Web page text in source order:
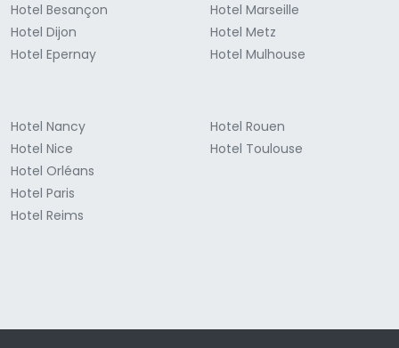
Hotel Besançon
Hotel Dijon
Hotel Epernay
Hotel Marseille
Hotel Metz
Hotel Mulhouse
Hotel Nancy
Hotel Nice
Hotel Orléans
Hotel Paris
Hotel Reims
Hotel Rouen
Hotel Toulouse